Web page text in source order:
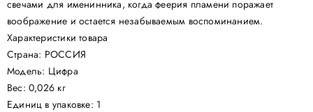
свечами для именинника, когда феерия пламени поражает
воображение и остается незабываемым воспоминанием.
Характеристики товара
Страна: РОССИЯ
Модель: Цифра
Вес: 0,026 кг
Единиц в упаковке: 1